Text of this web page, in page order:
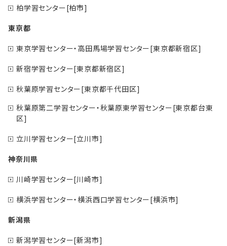
柏学習センター[柏市]
東京都
東京学習センター・高田馬場学習センター[東京都新宿区]
新宿学習センター[東京都新宿区]
秋葉原学習センター[東京都千代田区]
秋葉原第二学習センター・秋葉原東学習センター[東京都台東
区]
立川学習センター[立川市]
神奈川県
川崎学習センター[川崎市]
横浜学習センター・横浜西口学習センター[横浜市]
新潟県
新潟学習センター[新潟市]